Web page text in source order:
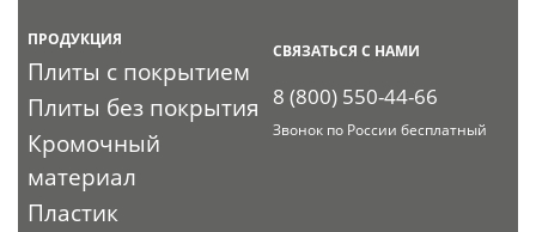
ПРОДУКЦИЯ
Плиты с покрытием
Плиты без покрытия
Кромочный
материал
Пластик
СВЯЗАТЬСЯ С НАМИ
8 (800) 550-44-66
Звонок по России бесплатный